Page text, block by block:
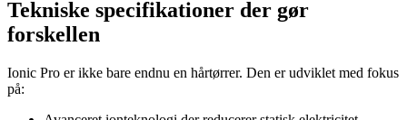
Tekniske specifikationer der gør
forskellen
Ionic Pro er ikke bare endnu en hårtørrer. Den er udviklet med fokus
på: